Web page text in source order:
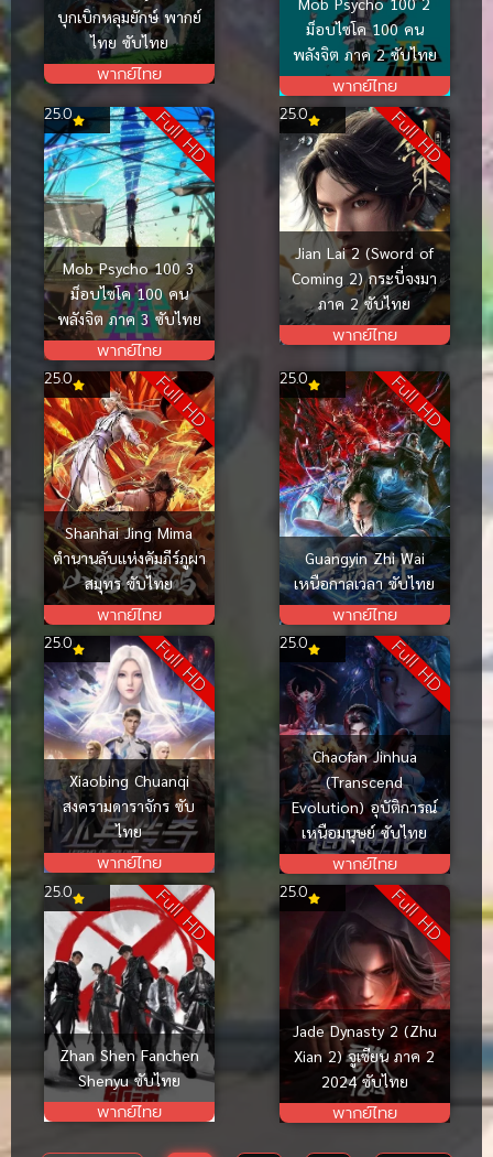
บุกเบิกหลุมยักษ์ พากย์
ไทย ซับไทย
พากย์ไทย
ม็อบไซโค 100 คน
พลังจิต ภาค 2 ซับไทย
พากย์ไทย
Full HD
Mob Psycho 100 3
ม็อบไซโค 100 คน
พลังจิต ภาค 3 ซับไทย
พากย์ไทย
25.0 Full HD
Jian Lai 2 (Sword of
Coming 2) กระบี่จงมา
ภาค 2 ซับไทย
พากย์ไทย
25.0
Full HD
Shanhai Jing Mima
ตำนานลับแห่งคัมภีร์ภูผา
สมุทร ซับไทย
พากย์ไทย
25.0 Full HD
Guangyin Zhi Wai
เหนือกาลเวลา ซับไทย
พากย์ไทย
25.0
Full HD
Xiaobing Chuanqi
สงครามดาราจักร ซับ
ไทย
พากย์ไทย
25.0 Full HD
Chaofan Jinhua
(Transcend
Evolution) อุบัติการณ์
เหนือมนุษย์ ซับไทย
พากย์ไทย
25.0
Full HD
Zhan Shen Fanchen
Shenyu ซับไทย
พากย์ไทย
25.0 Full HD
Jade Dynasty 2 (Zhu
Xian 2) จูเซียน ภาค 2
2024 ซับไทย
พากย์ไทย
25.0